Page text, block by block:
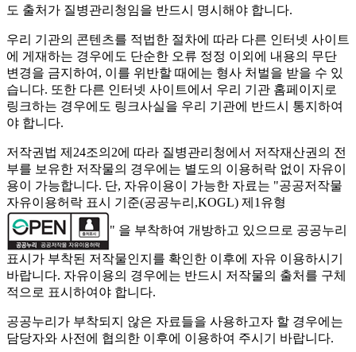
도 출처가 질병관리청임을 반드시 명시해야 합니다.
우리 기관의 콘텐츠를 적법한 절차에 따라 다른 인터넷 사이트
에 게재하는 경우에도 단순한 오류 정정 이외에 내용의 무단
변경을 금지하여, 이를 위반할 때에는 형사 처벌을 받을 수 있
습니다. 또한 다른 인터넷 사이트에서 우리 기관 홈페이지로
링크하는 경우에도 링크사실을 우리 기관에 반드시 통지하여
야 합니다.
저작권법 제24조의2에 따라 질병관리청에서 저작재산권의 전
부를 보유한 저작물의 경우에는 별도의 이용허락 없이 자유이
용이 가능합니다. 단, 자유이용이 가능한 자료는 "공공저작물
자유이용허락 표시 기준(공공누리,KOGL) 제1유형
" 을 부착하여 개방하고 있으므로 공공누리
표시가 부착된 저작물인지를 확인한 이후에 자유 이용하시기
바랍니다. 자유이용의 경우에는 반드시 저작물의 출처를 구체
적으로 표시하여야 합니다.
공공누리가 부착되지 않은 자료들을 사용하고자 할 경우에는
담당자와 사전에 협의한 이후에 이용하여 주시기 바랍니다.